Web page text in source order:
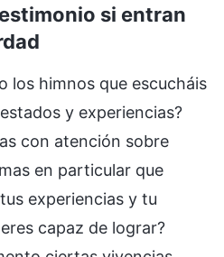
si entran
los himnos que escucháis
y experiencias?
con atención sobre
en particular que
experiencias y tu
capaz de lograr?